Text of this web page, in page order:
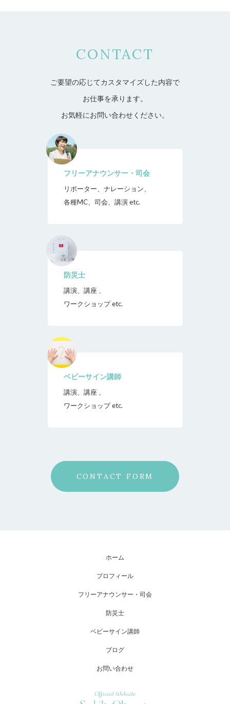
CONTACT
ご要望の応じてカスタマイズした内容で
お仕事を承ります。
お気軽にお問い合わせください。
フリーアナウンサー・司会
リポーター、ナレーション、
各種MC、司会、講演 etc.
防災士
講演、講座 、
ワークショップ etc.
ベビーサイン講師
講演、講座 、
ワークショップ etc.
CONTACT FORM
ホーム
プロフィール
フリーアナウンサー・司会
防災士
ベビーサイン講師
ブログ
お問い合わせ